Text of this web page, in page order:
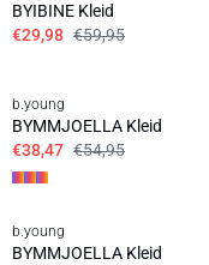
BYIBINE Kleid
€29,98 €59,95
b.young
BYMMJOELLA Kleid
€38,47 €54,95
60%
b.young
BYMMJOELLA Kleid